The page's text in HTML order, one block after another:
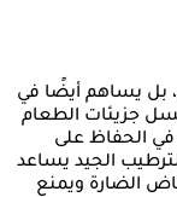
بل يساهم أيضًا في
جزيئات الطعام
في الحفاظ على
الجيد يساعد
الضارة ويمنع